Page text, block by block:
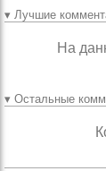
▾ Лучшие
На
▾ Остальные